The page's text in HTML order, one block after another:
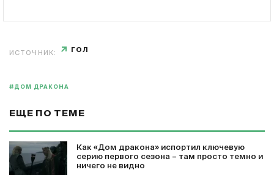
ИСТОЧНИК: ГОЛ
#ДОМ ДРАКОНА
ЕЩЕ ПО ТЕМЕ
Как «Дом дракона» испортил ключевую
серию первого сезона – там просто темно и
ничего не видно